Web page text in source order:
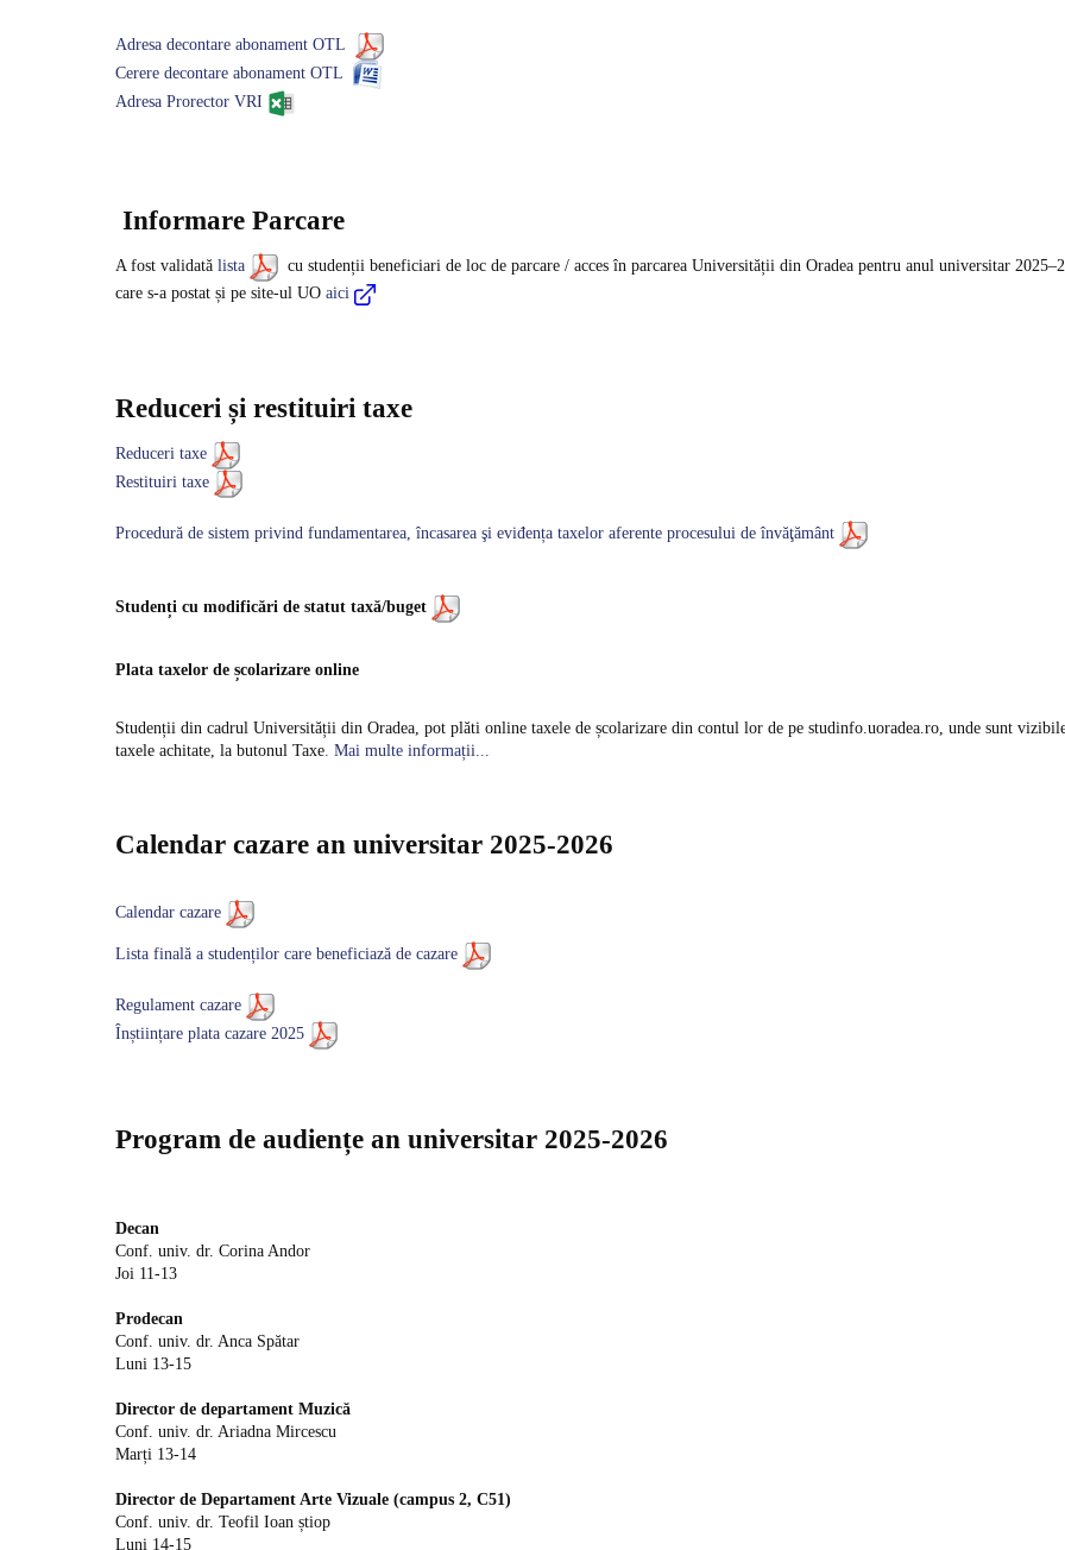
Adresa decontare abonament OTL
Cerere decontare abonament OTL
Adresa Prorector VRI
Informare Parcare
A fost validată lista
cu studenții beneficiari de loc de parcare / acces în parcarea Universității din Oradea pentru anul universitar
care s-a postat și pe site-ul UO aici
Reduceri și restituiri taxe
Reduceri taxe
Restituiri taxe
Procedură de sistem privind fundamentarea, încasarea şi eviđența taxelor aferente procesului de învăţământ
Studenți cu modificări de statut taxă/buget
Plata taxelor de școlarizare online
Studenții din cadrul Universității din Oradea, pot plăti online taxele de școlarizare din contul lor de pe studinfo.uoradea.ro, unde sunt
taxele achitate, la butonul Taxe. Mai multe informații...
Calendar cazare an universitar 2025-2026
Calendar cazare
Lista finală a studenților care beneficiază de cazare
Regulament cazare
Înștiințare plata cazare 2025
Program de audiențe an universitar 2025-2026
Decan
Conf. univ. dr. Corina Andor
Joi 11-13
Prodecan
Conf. univ. dr. Anca Spătar
Luni 13-15
Director de departament Muzică
Conf. univ. dr. Ariadna Mircescu
Marți 13-14
Director de Departament Arte Vizuale (campus 2, C51)
Conf. univ. dr. Teofil Ioan știop
Luni 14-15